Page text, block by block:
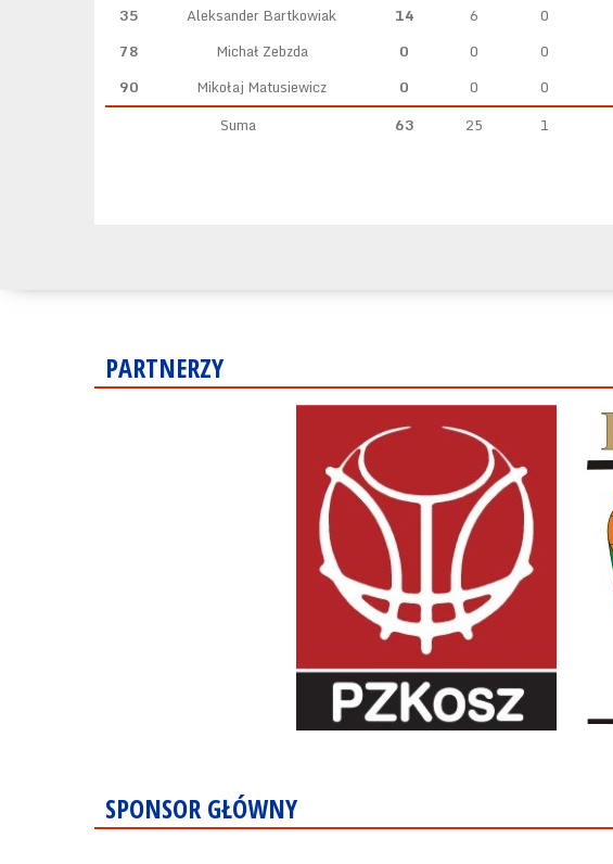
35
Aleksander Bartkowiak 14 6 0
78
Michał Zebzda 0 0
0
90
Mikołaj Matusiewicz 0 0
0
Suma
63 25 1
PARTNERZY
SPONSOR GŁÓWNY